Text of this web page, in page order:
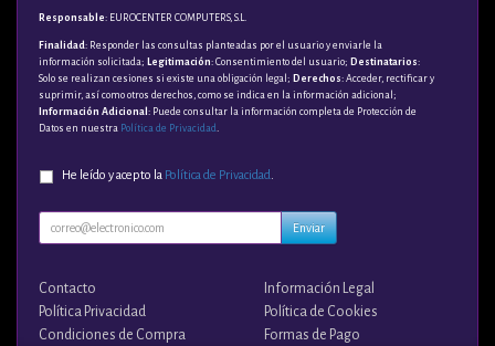
Responsable: EUROCENTER COMPUTERS, S.L.
Finalidad: Responder las consultas planteadas por el usuario y enviarle la
información solicitada; Legitimación: Consentimiento del usuario; Destinatarios:
Solo se realizan cesiones si existe una obligación legal; Derechos: Acceder, rectificar y
suprimir, así como otros derechos, como se indica en la información adicional;
Información Adicional : Puede consultar la información completa de Protección de
Datos en nuestra Política de Privacidad.
He leído y acepto la Política de Privacidad.
Enviar
Contacto
Información Legal
Política Privacidad
Política de Cookies
Condiciones de Compra
Formas de Pago